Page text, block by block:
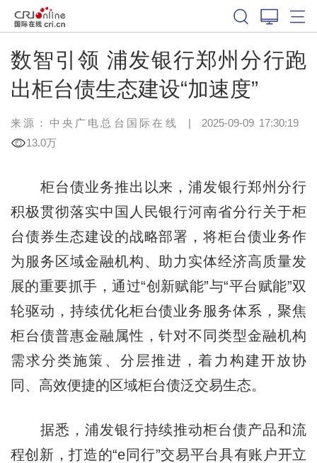
数智引领 浦发银行郑州分行跑
出柜台债生态建设“加速度”
来源：中央广电总台国际在线 | 2025-09-09 17:30:19
13.0万
柜台债业务推出以来，浦发银行郑州分行
积极贯彻落实中国人民银行河南省分行关于柜
台债券生态建设的战略部署，将柜台债业务作
为服务区域金融机构、助力实体经济高质量发
展的重要抓手，通过“创新赋能”与“平台赋能”双
轮驱动，持续优化柜台债业务服务体系，聚焦
柜台债普惠金融属性，针对不同类型金融机构
需求分类施策、分层推进，着力构建开放协
同、高效便捷的区域柜台债泛交易生态。
据悉，浦发银行持续推动柜台债产品和流
程创新，打造的“e同行”交易平台具有账户开立